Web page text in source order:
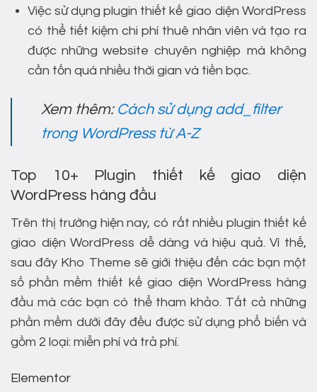
Việc sử dụng plugin thiết kế giao diện WordPress
có thể tiết kiệm chi phí thuê nhân viên và tạo ra
được những website chuyên nghiệp mà không
cần tốn quá nhiều thời gian và tiền bạc.
Xem thêm: Cách sử dụng add_filter
trong WordPress từ A-Z
Top 10+ Plugin thiết kế giao diện
WordPress hàng đầu
Trên thị trường hiện nay, có rất nhiều plugin thiết kế
giao diện WordPress dễ dàng và hiệu quả. Vì thế,
sau đây Kho Theme sẽ giới thiệu đến các bạn một
số phần mềm thiết kế giao diện WordPress hàng
đầu mà các bạn có thể tham khảo. Tất cả những
phần mềm dưới đây đều được sử dụng phổ biến và
gồm 2 loại: miễn phí và trả phí.
Elementor